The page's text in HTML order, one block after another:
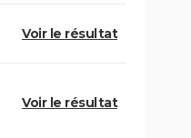
Voir le résultat
Voir le résultat